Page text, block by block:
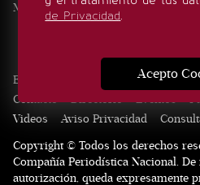
de Privacidad.
Acepto
Minuto x Minuto
Edición Impresa Noticias
Contacto
Directorio Eventos
Videos
Aviso Privacidad
Copyright © Todos los derechos
Compañía Periodística Nacional.
autorización, queda expresamente